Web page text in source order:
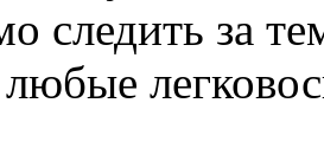
следить за
любые